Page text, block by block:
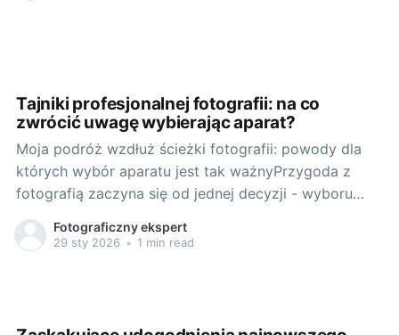
Tajniki profesjonalnej fotografii: na co
zwrócić uwagę wybierając aparat?
Moja podróż wzdłuż ścieżki fotografii: powody dla
których wybór aparatu jest tak ważnyPrzygoda z
fotografią zaczyna się od jednej decyzji - wyboru
odpowiedniego aparatu. Przez lata pracy z tym
medium dowiedziałem się, że niezależnie od
Fotograficzny ekspert
29 sty 2026 • 1 min read